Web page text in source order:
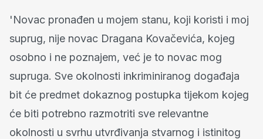
'Novac pronađen u mojem stanu, koji koristi i moj
suprug, nije novac Dragana Kovačevića, kojeg
osobno i ne poznajem, već je to novac mog
supruga. Sve okolnosti inkriminiranog događaja
bit će predmet dokaznog postupka tijekom kojeg
će biti potrebno razmotriti sve relevantne
okolnosti u svrhu utvrđivanja stvarnog i istinitog